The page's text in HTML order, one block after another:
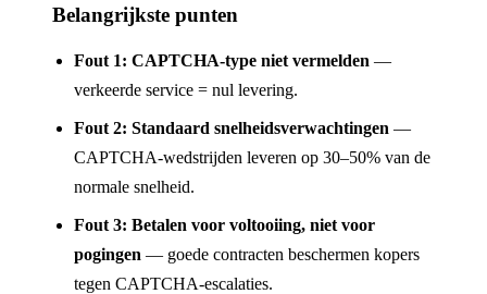
Belangrijkste punten
Fout 1: CAPTCHA-type niet vermelden —
verkeerde service = nul levering.
Fout 2: Standaard snelheidsverwachtingen —
CAPTCHA-wedstrijden leveren op 30–50% van de
normale snelheid.
Fout 3: Betalen voor voltooiing, niet voor
pogingen — goede contracten beschermen kopers
tegen CAPTCHA-escalaties.